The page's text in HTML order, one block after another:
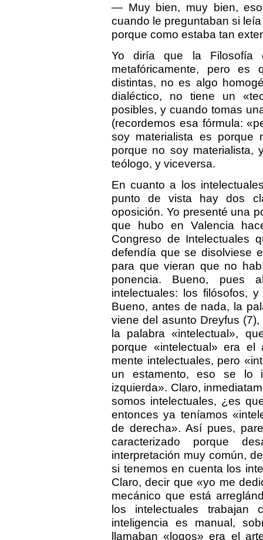
— Muy bien, muy bien,
cuando le preguntaban si
porque como estaba tan
Yo diría que la Filosofía
metafóricamente, pero
distintas, no es algo
dialéctico, no tiene un
posibles, y cuando tomas
(recordemos esa fórmula:
soy materialista es
porque no soy
teólogo, y viceversa.
En cuanto a los
punto de vista hay dos
oposición. Yo presenté una
que hubo en Valencia
Congreso de Intelectuales
defendía que se disolviese
para que vieran que no
ponencia. Bueno, pues
intelectuales: los filósofos,
Bueno, antes de nada, la
viene del asunto Dreyfus
la palabra «intelectual»,
porque «intelectual» era
mente intelectuales, pero
un estamento, eso se lo
izquierda». Claro,
somos intelectuales, ¿es
entonces ya teníamos
de derecha». Así pues,
caracterizado porque
interpretación muy común,
si tenemos en cuenta los
Claro, decir que «yo me
mecánico que está
los intelectuales
inteligencia es manual,
llamaban «logos» era el